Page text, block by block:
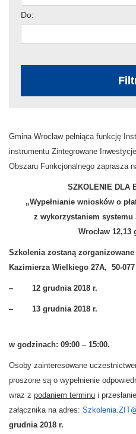
Do:
Gmina Wrocław pełniąca funkcję
instrumentu Zintegrowane
Obszaru Funkcjonalnego zaprasza
SZKOLENIE DLA
„Wypełnianie wniosków o
z wykorzystaniem systemu
Wrocław 12,13
Szkolenia zostaną
Kazimierza Wielkiego 27A, 50-077
– 12 grudnia 2018 r.
– 13 grudnia 2018 r.
w godzinach: 09:00 – 15:00.
Osoby zainteresowane
proszone są o wypełnienie
wraz z podaniem terminu i
załącznika na adres:
grudnia 2018 r.